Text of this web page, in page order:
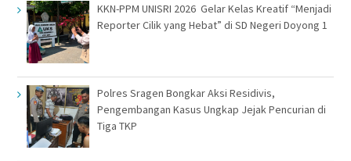
KKN-PPM UNISRI 2026 Gelar Kelas Kreatif “Menjadi
Reporter Cilik yang Hebat” di SD Negeri Doyong 1
Polres Sragen Bongkar Aksi Residivis,
Pengembangan Kasus Ungkap Jejak Pencurian di
Tiga TKP